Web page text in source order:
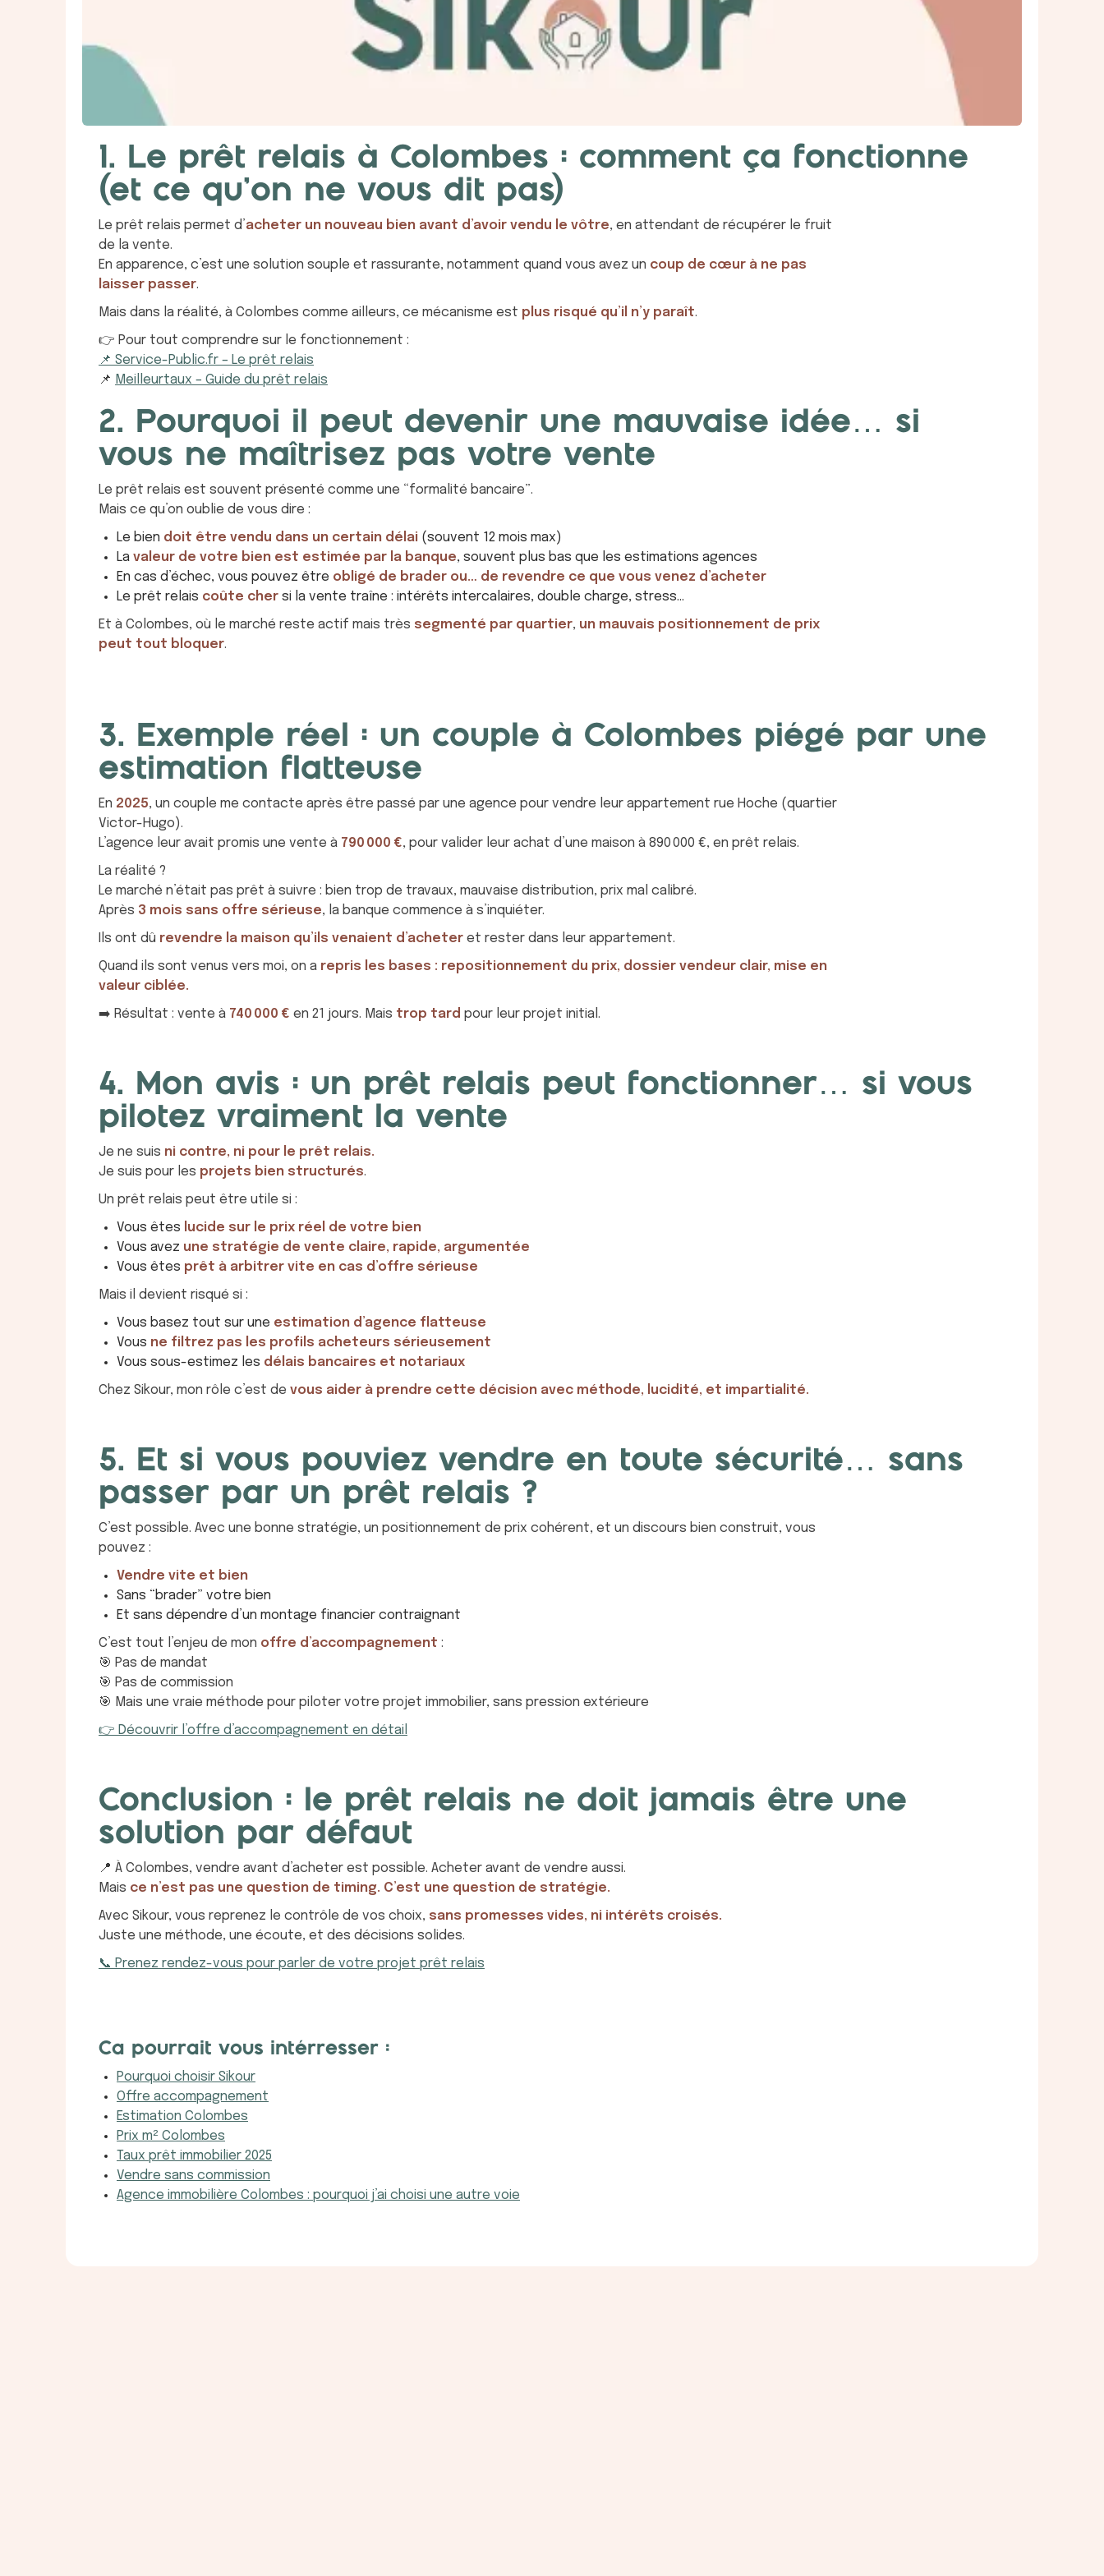
TTC - Pour 2h
En savoir plus
2500 €
TTC
L’œil SIKOUR
Un regard expert pour voir au-delà de l’annonce et
sécuriser votre achat.
Vous aider à choisir le bon bien, à payer le juste prix, et à avancer
en sécurité et en confiance, grâce à une analyse juridique,
technique et stratégique neutre.
1300 €
Un regard externe, une stratégie alignée, un
accompagnement pour défendre vos intérêts.
Un regard neutre, expert et engagé pour défendre vos intérêts
agence. En clair : un coût maîtrisé pour un projet sécurisé — et
1500 €
1. Le prêt relais à Colombes : comment ça fonctionne
(et ce qu’on ne vous dit pas)
Le prêt relais permet d’acheter un nouveau bien avant d’avoir vendu le vôtre, en attendant de récupérer le fruit
de la vente.
En apparence, c’est une solution souple et rassurante, notamment quand vous avez un coup de cœur à ne pas
laisser passer.
Mais dans la réalité, à Colombes comme ailleurs, ce mécanisme est plus risqué qu’il n’y paraît.
👉 Pour tout comprendre sur le fonctionnement :
📌 Service-Public.fr – Le prêt relais
📌 Meilleurtaux – Guide du prêt relais
2. Pourquoi il peut devenir une mauvaise idée… si
vous ne maîtrisez pas votre vente
Le prêt relais est souvent présenté comme une “formalité bancaire”.
Mais ce qu’on oublie de vous dire :
Le bien doit être vendu dans un certain délai (souvent 12 mois max)
La valeur de votre bien est estimée par la banque, souvent plus bas que les estimations agences
En cas d’échec, vous pouvez être obligé de brader ou… de revendre ce que vous venez d’acheter
Le prêt relais coûte cher si la vente traîne : intérêts intercalaires, double charge, stress…
Et à Colombes, où le marché reste actif mais très segmenté par quartier, un mauvais positionnement de prix
peut tout bloquer.
3. Exemple réel : un couple à Colombes piégé par une
estimation flatteuse
En 2025, un couple me contacte après être passé par une agence pour vendre leur appartement rue Hoche (quartier
Victor-Hugo).
L’agence leur avait promis une vente à 790 000 €, pour valider leur achat d’une maison à 890 000 €, en prêt relais.
La réalité ?
Le marché n’était pas prêt à suivre : bien trop de travaux, mauvaise distribution, prix mal calibré.
Après 3 mois sans offre sérieuse, la banque commence à s’inquiéter.
Ils ont dû revendre la maison qu’ils venaient d’acheter et rester dans leur appartement.
Quand ils sont venus vers moi, on a repris les bases : repositionnement du prix, dossier vendeur clair, mise en
valeur ciblée.
➡️ Résultat : vente à 740 000 € en 21 jours. Mais trop tard pour leur projet initial.
4. Mon avis : un prêt relais peut fonctionner… si vous
pilotez vraiment la vente
Je ne suis ni contre, ni pour le prêt relais.
Je suis pour les projets bien structurés.
Un prêt relais peut être utile si :
Vous êtes lucide sur le prix réel de votre bien
Vous avez une stratégie de vente claire, rapide, argumentée
Vous êtes prêt à arbitrer vite en cas d’offre sérieuse
Mais il devient risqué si :
Vous basez tout sur une estimation d’agence flatteuse
Vous ne filtrez pas les profils acheteurs sérieusement
Vous sous-estimez les délais bancaires et notariaux
Chez Sikour, mon rôle c’est de vous aider à prendre cette décision avec méthode, lucidité, et impartialité.
5. Et si vous pouviez vendre en toute sécurité… sans
passer par un prêt relais ?
C’est possible. Avec une bonne stratégie, un positionnement de prix cohérent, et un discours bien construit, vous
pouvez :
Vendre vite et bien
Sans “brader” votre bien
Et sans dépendre d’un montage financier contraignant
C’est tout l’enjeu de mon offre d’accompagnement :
🎯 Pas de mandat
🎯 Pas de commission
🎯 Mais une vraie méthode pour piloter votre projet immobilier, sans pression extérieure
👉 Découvrir l’offre d’accompagnement en détail
Conclusion : le prêt relais ne doit jamais être une
solution par défaut
📍 À Colombes, vendre avant d’acheter est possible. Acheter avant de vendre aussi.
Mais ce n’est pas une question de timing. C’est une question de stratégie.
Avec Sikour, vous reprenez le contrôle de vos choix, sans promesses vides, ni intérêts croisés.
Juste une méthode, une écoute, et des décisions solides.
📞 Prenez rendez-vous pour parler de votre projet prêt relais
Ca pourrait vous intérresser :
Pourquoi choisir Sikour
Offre accompagnement
Estimation Colombes
Prix m² Colombes
Taux prêt immobilier 2025
Vendre sans commission
Agence immobilière Colombes : pourquoi j’ai choisi une autre voie